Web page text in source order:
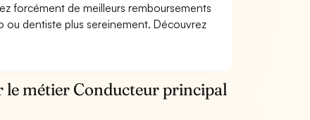
forcément de meilleurs remboursements
dentiste plus sereinement. Découvrez
le métier Conducteur principal